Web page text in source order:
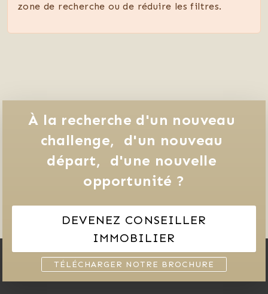
zone de recherche ou de réduire les filtres.
À la recherche d'un nouveau
challenge,
d'un nouveau
départ,
d'une nouvelle
opportunité ?
DEVENEZ CONSEILLER
IMMOBILIER
TÉLÉCHARGER NOTRE BROCHURE